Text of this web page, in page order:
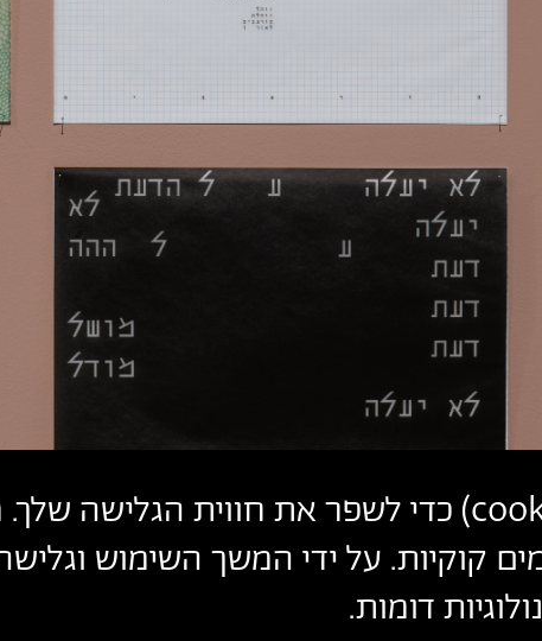
) כדי לשפר את חווית הגלישה שלך.
קוקיות. על ידי המשך השימוש
דומות.